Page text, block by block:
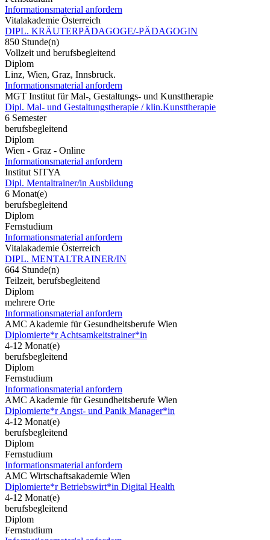
Informationsmaterial anfordern
Vitalakademie Österreich
DIPL. KRÄUTERPÄDAGOGE/-PÄDAGOGIN
850 Stunde(n)
Vollzeit und berufsbegleitend
Diplom
Linz, Wien, Graz, Innsbruck.
Informationsmaterial anfordern
MGT Institut für Mal-, Gestaltungs- und Kunsttherapie
Dipl. Mal- und Gestaltungstherapie / klin.Kunsttherapie
6 Semester
berufsbegleitend
Diplom
Wien - Graz - Online
Informationsmaterial anfordern
Institut SITYA
Dipl. Mentaltrainer/in Ausbildung
6 Monat(e)
berufsbegleitend
Diplom
Fernstudium
Informationsmaterial anfordern
Vitalakademie Österreich
DIPL. MENTALTRAINER/IN
664 Stunde(n)
Teilzeit, berufsbegleitend
Diplom
mehrere Orte
Informationsmaterial anfordern
AMC Akademie für Gesundheitsberufe Wien
Diplomierte*r Achtsamkeitstrainer*in
4-12 Monat(e)
berufsbegleitend
Diplom
Fernstudium
Informationsmaterial anfordern
AMC Akademie für Gesundheitsberufe Wien
Diplomierte*r Angst- und Panik Manager*in
4-12 Monat(e)
berufsbegleitend
Diplom
Fernstudium
Informationsmaterial anfordern
AMC Wirtschaftsakademie Wien
Diplomierte*r Betriebswirt*in Digital Health
4-12 Monat(e)
berufsbegleitend
Diplom
Fernstudium